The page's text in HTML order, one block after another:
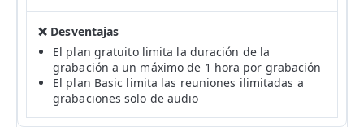
El plan gratuito limita la duración de la
grabación a un máximo de 1 hora por grabación
El plan Basic limita las reuniones ilimitadas a
grabaciones solo de audio